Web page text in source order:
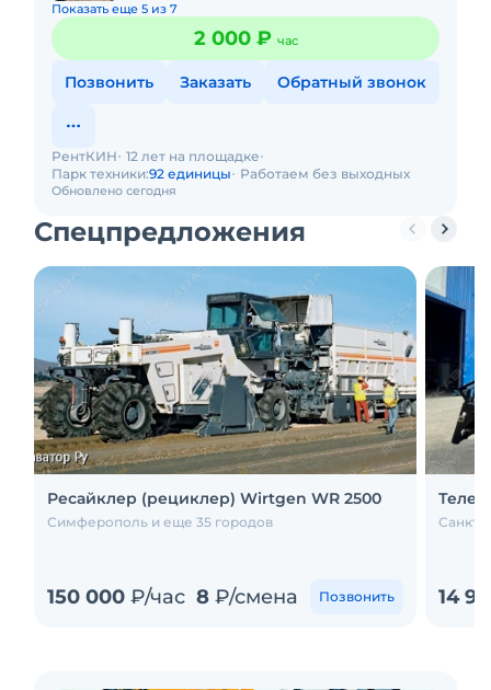
Показать еще 5 из 7
2 000 ₽ час
Позвонить Заказать Обратный звонок
Обновлено сегодня
РентКИН 12 лет на площадке
Парк техники:92 единицы Работаем без выходных
Спецпредложения
Ресайклер (рециклер) Wirtgen WR 2500
Симферополь и еще 35 городов
150 000 ₽/час 8₽/смена Позвонить
Санкт-
14